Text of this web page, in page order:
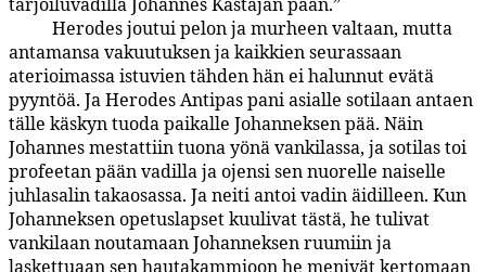
135:12.7Herodes joutui pelon ja murheen valtaan, mutta
antamansa vakuutuksen ja kaikkien seurassaan
aterioimassa istuvien tähden hän ei halunnut evätä
pyyntöä. Ja Herodes Antipas pani asialle sotilaan antaen
tälle käskyn tuoda paikalle Johanneksen pää. Näin
Johannes mestattiin tuona yönä vankilassa, ja sotilas toi
profeetan pään vadilla ja ojensi sen nuorelle naiselle
juhlasalin takaosassa. Ja neiti antoi vadin äidilleen. Kun
Johanneksen opetuslapset kuulivat tästä, he tulivat
vankilaan noutamaan Johanneksen ruumiin ja
laskettuaan sen hautakammioon he menivät kertomaan